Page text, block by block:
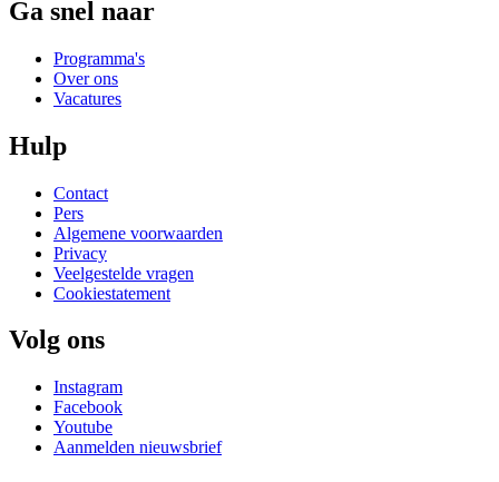
Ga snel naar
Programma's
Over ons
Vacatures
Hulp
Contact
Pers
Algemene voorwaarden
Privacy
Veelgestelde vragen
Cookiestatement
Volg ons
Instagram
Facebook
Youtube
Aanmelden nieuwsbrief